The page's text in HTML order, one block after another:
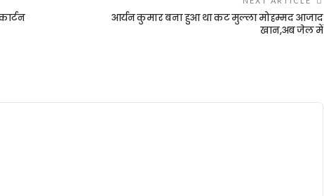
आर्यन कुमार बना हुआ था कट मुल्ला मोहम्मद आजाद
खान,अब जेल में